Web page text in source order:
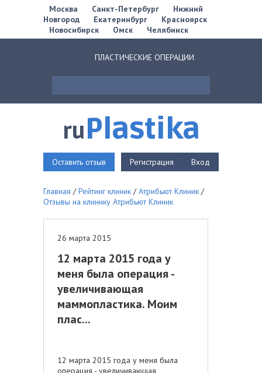
Москва Санкт-Петербург
Нижний
Новгород
Екатеринбург
Красноярск
Новосибирск
Омск Челябинск
ПЛАСТИЧЕСКИЕ ОПЕРАЦИИ
ruPlastika
Оставить отзыв Регистрация Вход
Главная /Рейтинг клиник /Атрибьют Клиник /
Отзывы на клинику Атрибьют Клиник
26 марта 2015
12 марта 2015 года у
меня была операция -
увеличивающая
маммопластика. Моим
плас...
12 марта 2015 года у меня была
операция - увеличивающая